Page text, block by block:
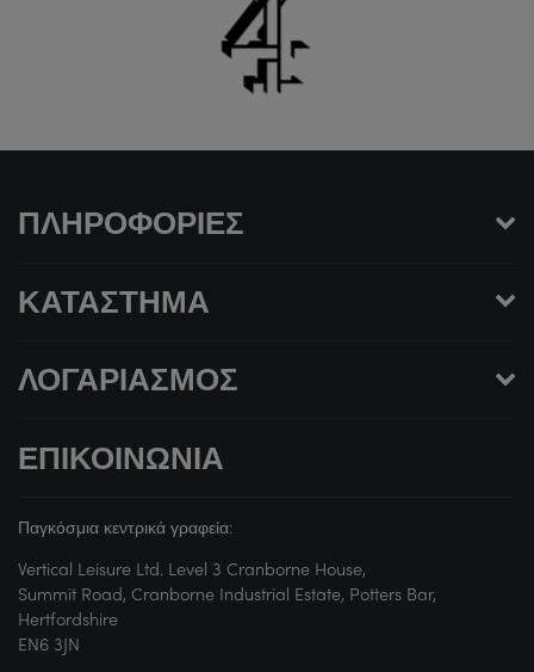
ΠΛΗΡΟΦΟΡΊΕΣ
ΚΑΤΆΣΤΗΜΑ
ΛΟΓΑΡΙΑΣΜΌΣ
ΕΠΙΚΟΙΝΩΝΊΑ
Παγκόσμια κεντρικά γραφεία:
Vertical Leisure Ltd. Level 3 Cranborne House,
Summit Road, Cranborne Industrial Estate, Potters Bar,
Hertfordshire
EN6 3JN